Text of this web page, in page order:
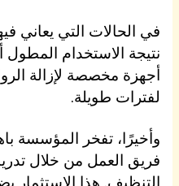
في الحالات التي يعاني
نتيجة الاستخدام
أجهزة مخصصة لإزالة
لفترات طويلة.
وأخيرًا، تفخر المؤسسة
فريق العمل من خلال
التنظيف. هذا الاستثمار